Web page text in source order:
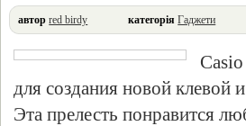
автор red birdy категорія Гаджети
для создания новой
Эта прелесть понравится